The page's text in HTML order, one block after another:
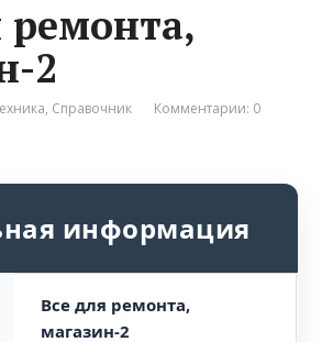
ремонта,
2
, Справочник Комментарии: 0
информация
Все для ремонта,
магазин-2